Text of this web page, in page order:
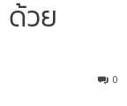
ด้วย
0